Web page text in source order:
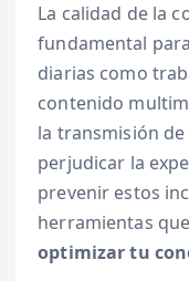
La calidad de la
fundamental
diarias como
contenido
la transmisión
perjudicar la
prevenir estos
herramientas
optimizar tu